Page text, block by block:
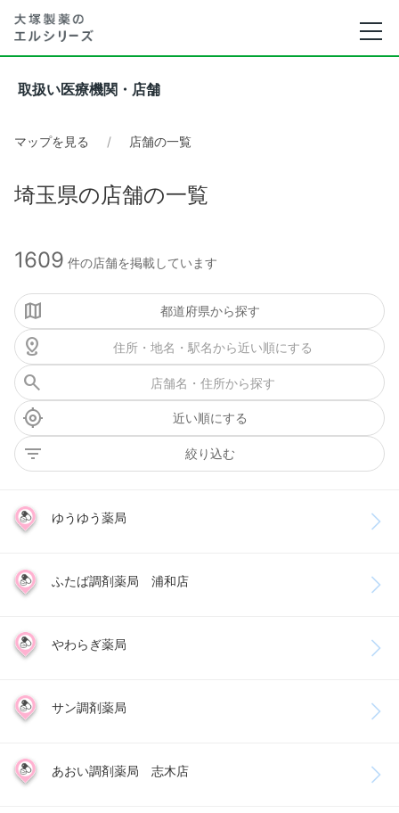
取扱い医療機関・店舗
マップを見る 店舗の一覧
埼玉県の店舗の一覧
1609 件の店舗を掲載しています
都道府県から探す
近い順にする
絞り込む
ゆうゆう薬局
ふたば調剤薬局 浦和店
やわらぎ薬局
サン調剤薬局
あおい調剤薬局 志木店